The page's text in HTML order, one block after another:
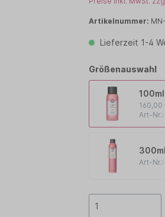
PAUL MITCHELL PETArtikelnummer:
Lieferzeit 1-4
Größenauswahl
100ml
160,00
Art-
300ml
Art-